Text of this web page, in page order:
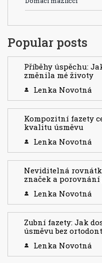
Popular posts
Příběhy úspěchu:
změnila mé životy
Lenka Novotná
Kompozitní fazety
kvalitu úsměvu
Lenka Novotná
Neviditelná
značek a porovnání
Lenka Novotná
Zubní fazety: Jak
úsměvu bez
Lenka Novotná